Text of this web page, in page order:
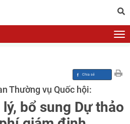
Thường vụ Quốc hội:
bổ sung Dự thảo